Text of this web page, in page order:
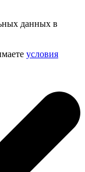
данных в
условия